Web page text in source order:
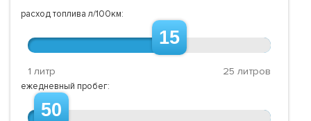
расход топлива л/100км:
15
1 литр 25 литров
ежедневный пробег:
50